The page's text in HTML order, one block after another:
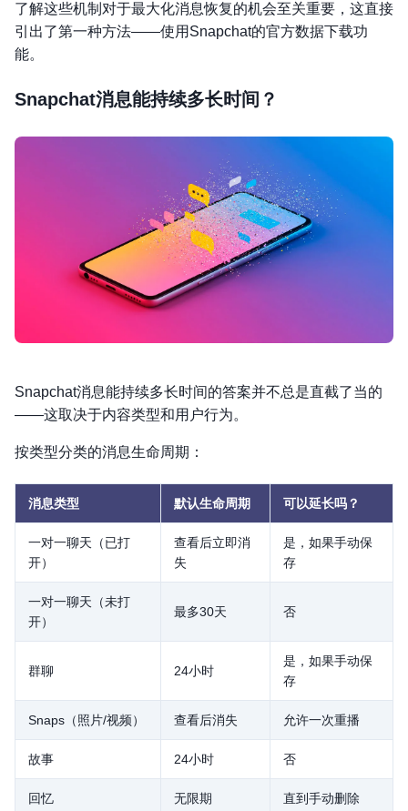
了解这些机制对于最大化消息恢复的机会至关重要，这直接
引出了第一种方法——使用Snapchat的官方数据下载功
能。
Snapchat消息能持续多长时间？
Snapchat消息能持续多长时间的答案并不总是直截了当的
——这取决于内容类型和用户行为。
按类型分类的消息生命周期：
消息类型 默认生命周期 可以延长吗？
一对一聊天（已打
开）
查看后立即消
失
是，如果手动保
存
一对一聊天（未打
开）
最多30天 否
群聊 24小时
是，如果手动保
存
Snaps（照片/视频） 查看后消失 允许一次重播
故事 24小时 否
回忆 无限期 直到手动删除